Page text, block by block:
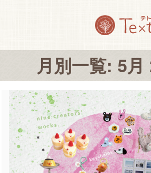
月別一覧: 5月